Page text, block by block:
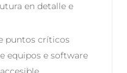
en detalle e
puntos críticos
equipos e software